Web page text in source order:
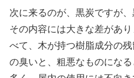
次に来るのが、黒炭ですが
その内容には大きな差があ
べて、木が持つ樹脂成分の
の臭いと、粗悪なものにな